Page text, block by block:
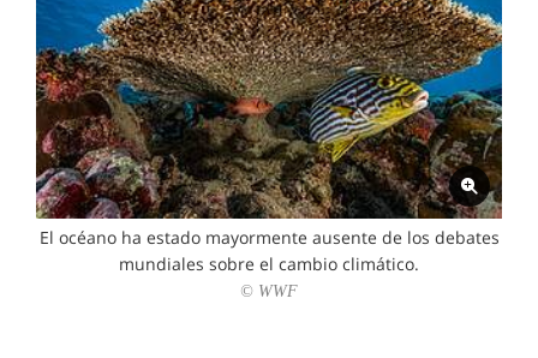
El océano ha estado mayormente ausente de los debates
mundiales sobre el cambio climático.
© WWF